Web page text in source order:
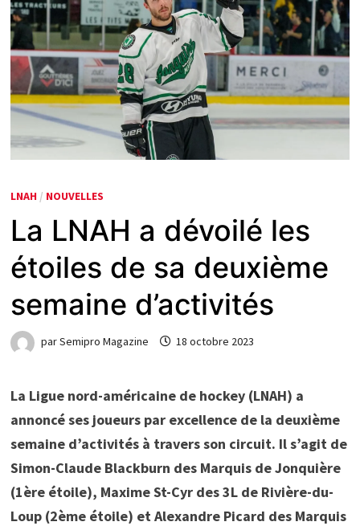
LNAH / NOUVELLES
La LNAH a dévoilé les
étoiles de sa deuxième
semaine d’activités
parSemipro Magazine 18 octobre 2023
La Ligue nord-américaine de hockey (LNAH) a
annoncé ses joueurs par excellence de la deuxième
semaine d’activités à travers son circuit. Il s’agit de
Simon-Claude Blackburn des Marquis de Jonquière
(1ère étoile), Maxime St-Cyr des 3L de Rivière-du-
Loup (2ème étoile) et Alexandre Picard des Marquis